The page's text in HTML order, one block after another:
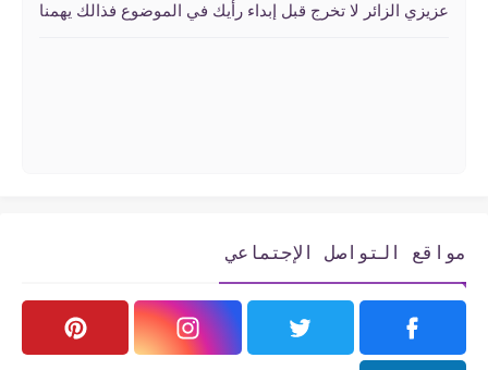
عزيزي الزائر لا تخرج قبل إبداء رأيك في الموضوع فذالك يهمنا
مواقع التواصل الإجتماعي